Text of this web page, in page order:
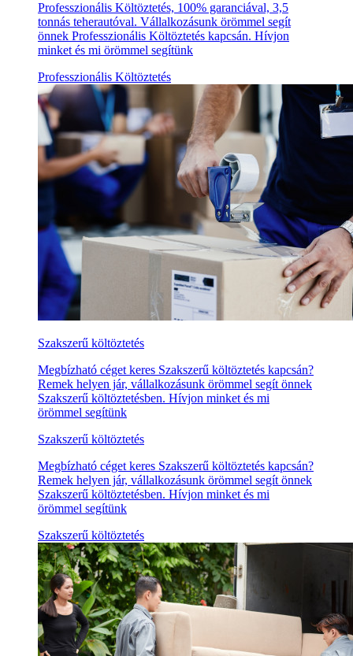
Professzionális Költöztetés, 100% garanciával, 3,5
tonnás teherautóval. Vállalkozásunk örömmel segít
önnek Professzionális Költöztetés kapcsán. Hívjon
minket és mi örömmel segítünk
Professzionális Költöztetés
Szakszerű költöztetés
Megbízható céget keres Szakszerű költöztetés kapcsán?
Remek helyen jár, vállalkozásunk örömmel segít önnek
Szakszerű költöztetésben. Hívjon minket és mi
örömmel segítünk
Szakszerű költöztetés
Megbízható céget keres Szakszerű költöztetés kapcsán?
Remek helyen jár, vállalkozásunk örömmel segít önnek
Szakszerű költöztetésben. Hívjon minket és mi
örömmel segítünk
Szakszerű költöztetés